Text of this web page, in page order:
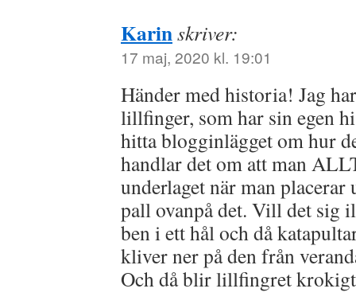
Karinskriver:
17 maj, 2020 kl. 19:01
Händer med historia! Jag
lillfinger, som har sin egen
hitta blogginlägget om hur
handlar det om att man
underlaget när man placerar
pall ovanpå det. Vill det sig
ben i ett hål och då
kliver ner på den från
Och då blir lillfingret